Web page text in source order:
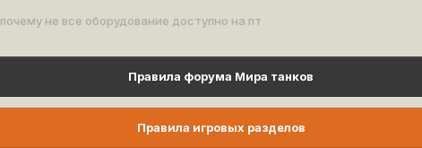
почему не все оборудование доступно на пт
Правила форума Мира танков
Правила игровых разделов